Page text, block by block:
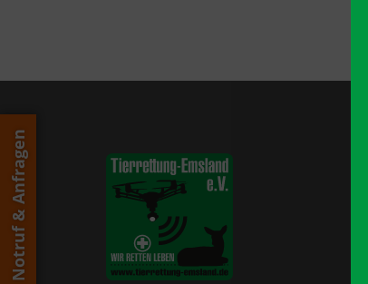
Notruf & Anfragen